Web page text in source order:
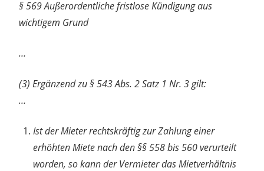
§ 569 Außerordentliche fristlose Kündigung aus
wichtigem Grund
…
(3) Ergänzend zu § 543 Abs. 2 Satz 1 Nr. 3 gilt:
…
Ist der Mieter rechtskräftig zur Zahlung einer
erhöhten Miete nach den §§ 558 bis 560 verurteilt
worden, so kann der Vermieter das Mietverhältnis